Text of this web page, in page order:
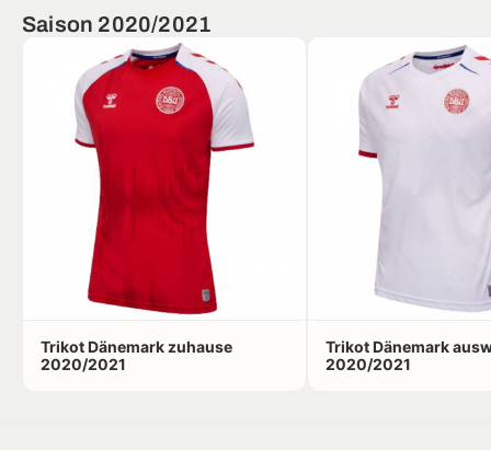
Saison 2020/2021
Trikot Dänemark zuhause
2020/2021
Trikot Dänemark
2020/2021